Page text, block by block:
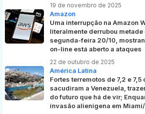
19 de novembro de 2025
Amazon
Uma interrupção na Amazon
literalmente derrubou metade
segunda-feira 20/10,
on-line está aberto a ataques
22 de outubro de 2025
América Latina
Fortes terremotos de 7,2 e
sacudiram a Venezuela,
do futuro que há de vir;
invasão alienígena em